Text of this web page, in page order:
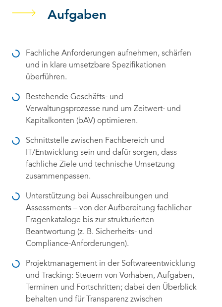
Aufgaben
Fachliche Anforderungen aufnehmen, schärfen
und in klare umsetzbare Spezifikationen
überführen.
Bestehende Geschäfts- und
Verwaltungsprozesse rund um Zeitwert- und
Kapitalkonten (bAV) optimieren.
Schnittstelle zwischen Fachbereich und
IT/Entwicklung sein und dafür sorgen, dass
fachliche Ziele und technische Umsetzung
zusammenpassen.
Unterstützung bei Ausschreibungen und
Assessments – von der Aufbereitung fachlicher
Fragenkataloge bis zur strukturierten
Beantwortung (z. B. Sicherheits- und
Compliance-Anforderungen).
Projektmanagement in der Softwareentwicklung
und Tracking: Steuern von Vorhaben, Aufgaben,
Terminen und Fortschritten; dabei den Überblick
behalten und für Transparenz zwischen